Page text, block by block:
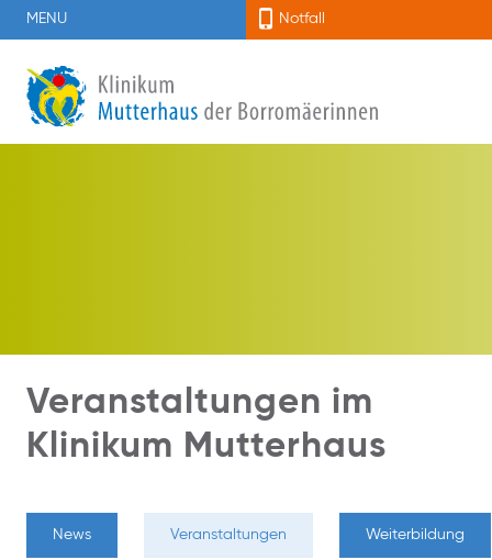
MENU Notfall
Veranstaltungen im
Klinikum Mutterhaus
News Veranstaltungen Weiterbildung